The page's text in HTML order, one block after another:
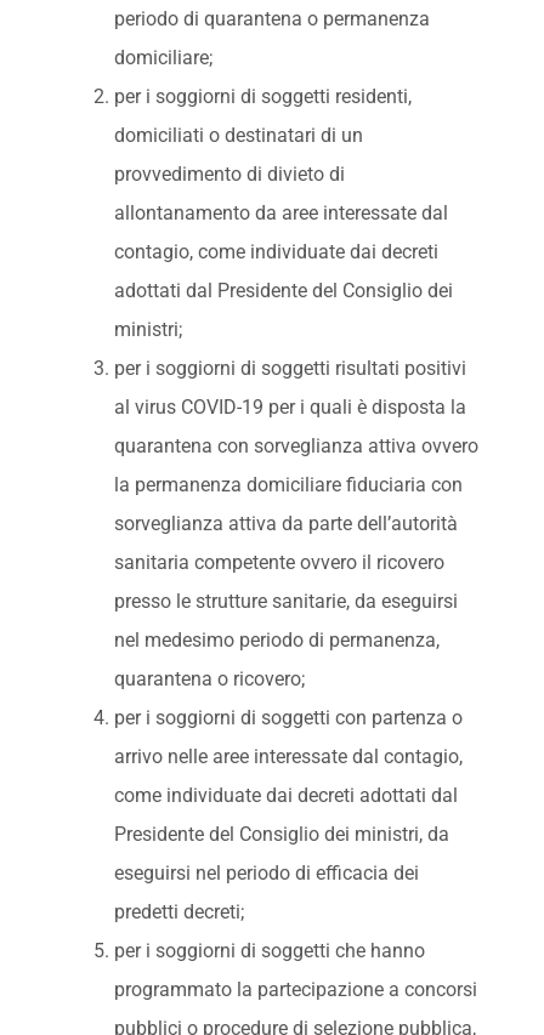
periodo di quarantena o permanenza
domiciliare;
per i soggiorni di soggetti residenti,
domiciliati o destinatari di un
provvedimento di divieto di
allontanamento da aree interessate dal
contagio, come individuate dai decreti
adottati dal Presidente del Consiglio dei
ministri;
per i soggiorni di soggetti risultati positivi
al virus COVID-19 per i quali è disposta la
quarantena con sorveglianza attiva ovvero
la permanenza domiciliare fiduciaria con
sorveglianza attiva da parte dell’autorità
sanitaria competente ovvero il ricovero
presso le strutture sanitarie, da eseguirsi
nel medesimo periodo di permanenza,
quarantena o ricovero;
per i soggiorni di soggetti con partenza o
arrivo nelle aree interessate dal contagio,
come individuate dai decreti adottati dal
Presidente del Consiglio dei ministri, da
eseguirsi nel periodo di efficacia dei
predetti decreti;
per i soggiorni di soggetti che hanno
programmato la partecipazione a concorsi
pubblici o procedure di selezione pubblica,